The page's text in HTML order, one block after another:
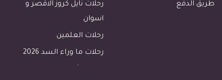
طريق الدفع
رحلات نايل كروز الاقصر و
اسوان
رحلات العلمين
رحلات ما وراء السد 2026